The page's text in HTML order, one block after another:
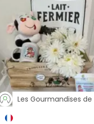
Les Gourmandises